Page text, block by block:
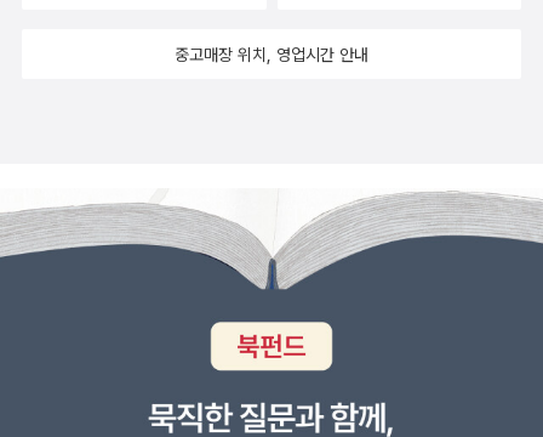
권한다. 그 전보다 더 깊이 하나님의 사랑을 알게 되고, 더 깊은 나의
중고매장 위치, 영업시간 안내